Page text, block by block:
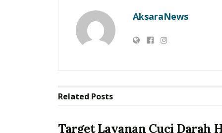
AksaraNews
Related Posts
Target Layanan Cuci Darah